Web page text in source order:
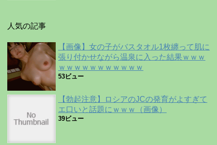
人気の記事
【画像】女の子がバスタオル1枚纏って肌に
張り付かせながら温泉に入った結果ｗｗｗ
ｗｗｗｗｗｗｗｗｗｗｗ
53ビュー
【勃起注意】ロシアのJCの発育がよすぎて
エ口いと話題にｗｗｗ（画像）
39ビュー